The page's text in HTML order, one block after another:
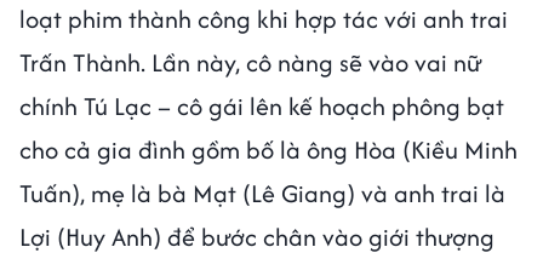
loạt phim thành công khi hợp tác với anh trai
Trấn Thành. Lần này, cô nàng sẽ vào vai nữ
chính Tú Lạc – cô gái lên kế hoạch phông bạt
cho cả gia đình gồm bố là ông Hòa (Kiều Minh
Tuấn), mẹ là bà Mạt (Lê Giang) và anh trai là
Lợi (Huy Anh) để bước chân vào giới thượng